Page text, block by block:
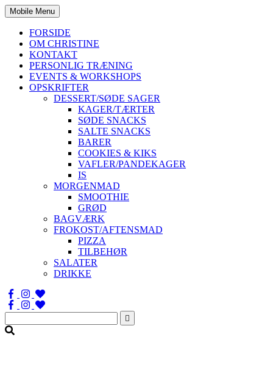
Mobile Menu
FORSIDE
OM CHRISTINE
KONTAKT
PERSONLIG TRÆNING
EVENTS & WORKSHOPS
OPSKRIFTER
DESSERT/SØDE SAGER
KAGER/TÆRTER
SØDE SNACKS
SALTE SNACKS
BARER
COOKIES & KIKS
VAFLER/PANDEKAGER
IS
MORGENMAD
SMOOTHIE
GRØD
BAGVÆRK
FROKOST/AFTENSMAD
PIZZA
TILBEHØR
SALATER
DRIKKE
Søg
efter: